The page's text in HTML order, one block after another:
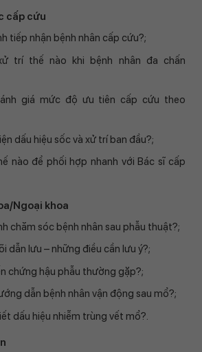
cấp cứu
tiếp nhận bệnh nhân cấp cứu?;
trí thế nào khi bệnh nhân đa chấn
giá mức độ ưu tiên cấp cứu theo
dấu hiệu sốc và xử trí ban đầu?;
nào để phối hợp nhanh với Bác sĩ cấp
Ngoại khoa
chăm sóc bệnh nhân sau phẫu thuật?;
dẫn lưu – những điều cần lưu ý?;
chứng hậu phẫu thường gặp?;
dẫn bệnh nhân vận động sau mổ?;
dấu hiệu nhiễm trùng vết mổ?.